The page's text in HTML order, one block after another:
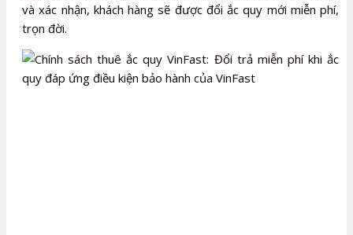
và xác nhận, khách hàng sẽ được đổi ắc quy mới miễn phí,
trọn đời.